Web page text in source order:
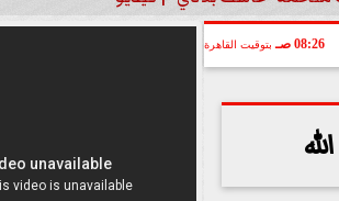
08:26 صـ بتوقيت القاهرة